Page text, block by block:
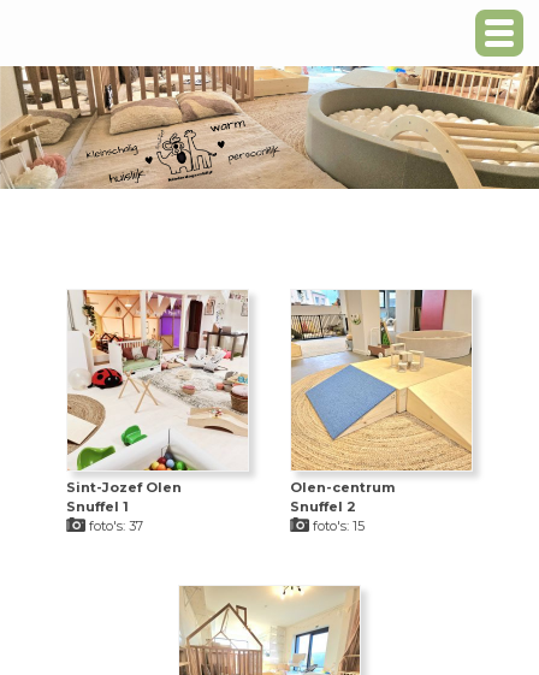
Sint-Jozef Olen
Snuffel 1
foto's: 37
Olen-centrum
Snuffel 2
foto's: 15